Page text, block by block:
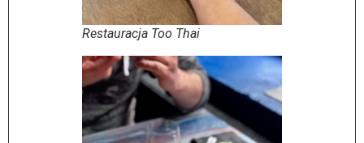
Restauracja Too Thai